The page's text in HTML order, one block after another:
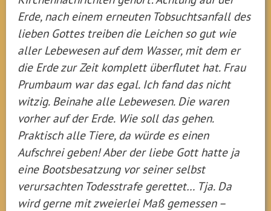
Erde, nach einem erneuten Tobsuchtsanfall des
lieben Gottes treiben die Leichen so gut wie
aller Lebewesen auf dem Wasser, mit dem er
die Erde zur Zeit komplett überflutet hat. Frau
Prumbaum war das egal. Ich fand das nicht
witzig. Beinahe alle Lebewesen. Die waren
vorher auf der Erde. Wie soll das gehen.
Praktisch alle Tiere, da würde es einen
Aufschrei geben! Aber der liebe Gott hatte ja
eine Bootsbesatzung vor seiner selbst
verursachten Todesstrafe gerettet… Tja. Da
wird gerne mit zweierlei Maß gemessen –